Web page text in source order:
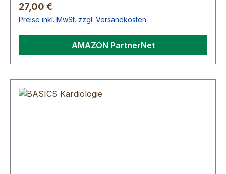
Regulärer Preis:
27,00 €
Preise inkl. MwSt. zzgl. Versandkosten
AMAZON PartnerNet